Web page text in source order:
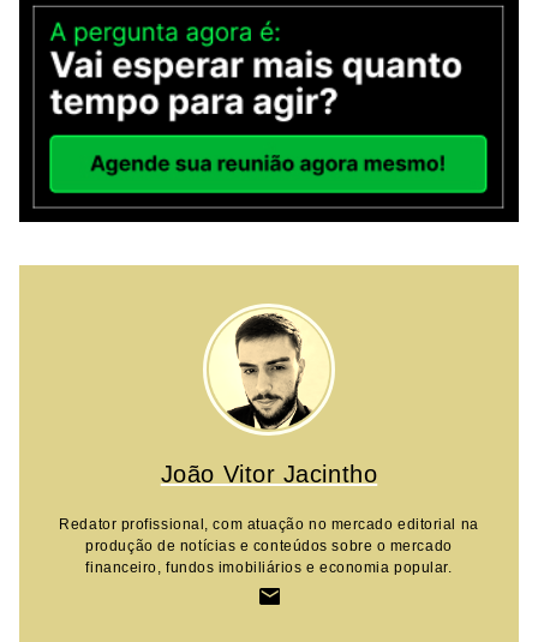
João Vitor Jacintho
Redator profissional, com atuação no mercado editorial na
produção de notícias e conteúdos sobre o mercado
financeiro, fundos imobiliários e economia popular.